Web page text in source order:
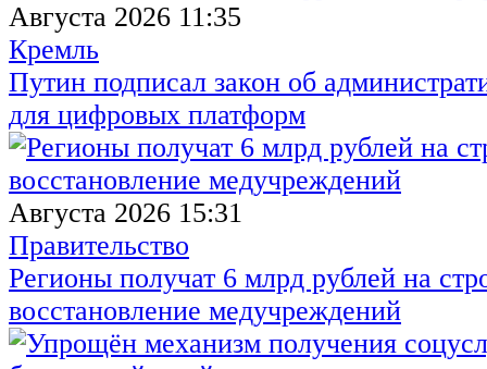
Августа 2026 11:35
Кремль
Путин подписал закон об
для цифровых платформ
Августа 2026 15:31
Правительство
Регионы получат 6 млрд рублей на
восстановление медучреждений